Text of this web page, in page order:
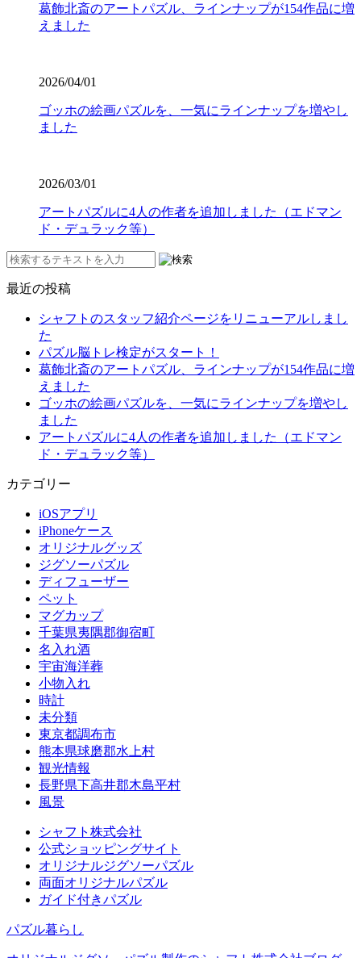
葛飾北斎のアートパズル、ラインナップが154作品に増
えました
2026/04/01
ゴッホの絵画パズルを、一気にラインナップを増やし
ました
2026/03/01
アートパズルに4人の作者を追加しました（エドマン
ド・デュラック等）
最近の投稿
シャフトのスタッフ紹介ページをリニューアルしまし
た
パズル脳トレ検定がスタート！
葛飾北斎のアートパズル、ラインナップが154作品に増
えました
ゴッホの絵画パズルを、一気にラインナップを増やし
ました
アートパズルに4人の作者を追加しました（エドマン
ド・デュラック等）
カテゴリー
iOSアプリ
iPhoneケース
オリジナルグッズ
ジグソーパズル
ディフューザー
ペット
マグカップ
千葉県夷隅郡御宿町
名入れ酒
宇宙海洋葬
小物入れ
時計
未分類
東京都調布市
熊本県球磨郡水上村
観光情報
長野県下高井郡木島平村
風景
シャフト株式会社
公式ショッピングサイト
オリジナルジグソーパズル
両面オリジナルパズル
ガイド付きパズル
パズル暮らし